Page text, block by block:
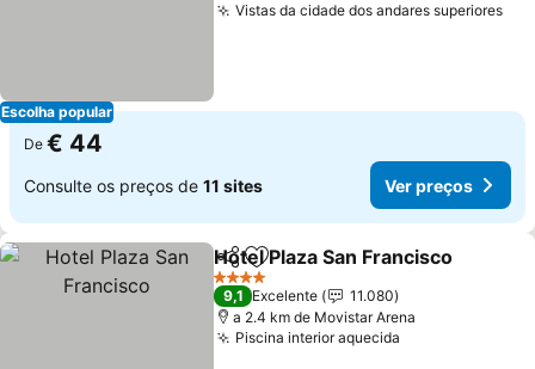
Escolha popular
Vistas da cidade dos andares superiores
De € 44
Consulte os preços de 11 sites Ver preços
PartilharAdicionar aos favoritos
Hotel Plaza San Francisco
4 Estrelas
9,1 Excelente
11.080
a 2.4 km de Movistar Arena
Piscina interior aquecida